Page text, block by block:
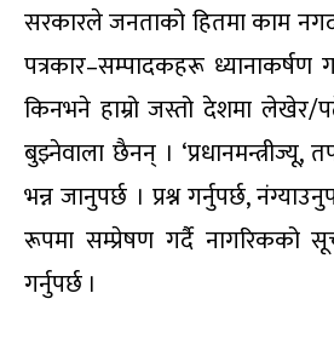
सरकारले जनताको हितमा काम
पत्रकार–सम्पादकहरू ध्यानाकर्षण
किनभने हाम्रो जस्तो देशमा लेखेर/
बुझ्नेवाला छैनन् । ‘प्रधानमन्त्रीज्यू,
भन्न जानुपर्छ । प्रश्न गर्नुपर्छ,
रूपमा सम्प्रेषण गर्दै नागरिकको
गर्नुपर्छ ।